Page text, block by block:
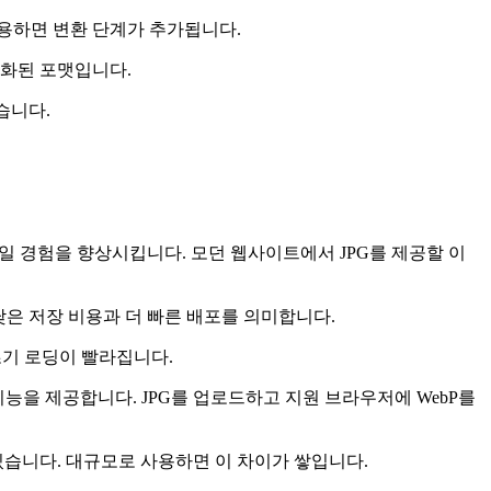
하면 변환 단계가 추가됩니다.
된 포맷입니다.
니다.
경험을 향상시킵니다. 모던 웹사이트에서 JPG를 제공할 이
저장 비용과 더 빠른 배포를 의미합니다.
로딩이 빨라집니다.
을 제공합니다. JPG를 업로드하고 지원 브라우저에 WebP를
니다. 대규모로 사용하면 이 차이가 쌓입니다.